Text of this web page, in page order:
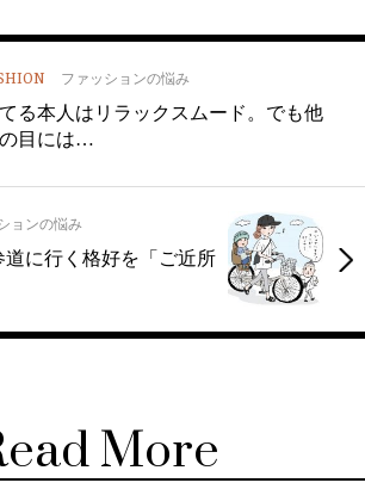
ファッションの悩み
る本人はリラックスムード。でも他
目には…
ョンの悩み
道に行く格好を「ご近所
More